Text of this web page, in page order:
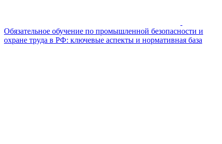
Обязательное обучение по промышленной безопасности и
охране труда в РФ: ключевые аспекты и нормативная база